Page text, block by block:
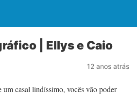
| Ellys e Caio
12 anos atrás
casal lindíssimo, vocês vão poder